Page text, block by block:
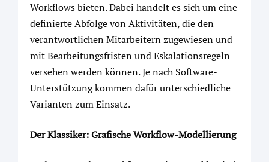
Workflows bieten. Dabei handelt es sich um eine
definierte Abfolge von Aktivitäten, die den
verantwortlichen Mitarbeitern zugewiesen und
mit Bearbeitungsfristen und Eskalationsregeln
versehen werden können. Je nach Software-
Unterstützung kommen dafür unterschiedliche
Varianten zum Einsatz.
Der Klassiker: Grafische Workflow-Modellierung